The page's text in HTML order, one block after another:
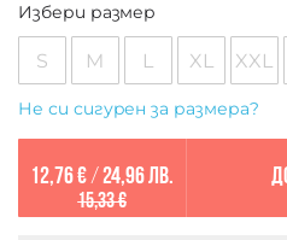
Избери размер
S M L XL XXL
Не си сигурен за размера?
12,76 €/ 24,96 лв.
15,33 €